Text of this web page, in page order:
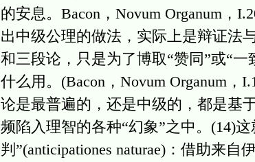
的安息。Bacon，Novum Organum，
出中级公理的做法，实际上是辩证法
和三段论，只是为了博取“赞同”或“
什么用。(Bacon，Novum Organum
论是最普遍的，还是中级的，都是基
频陷入理智的各种“幻象”之中。(14)
判”(anticipationes naturae)：借助来